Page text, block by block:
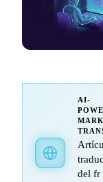
AI-
del fr